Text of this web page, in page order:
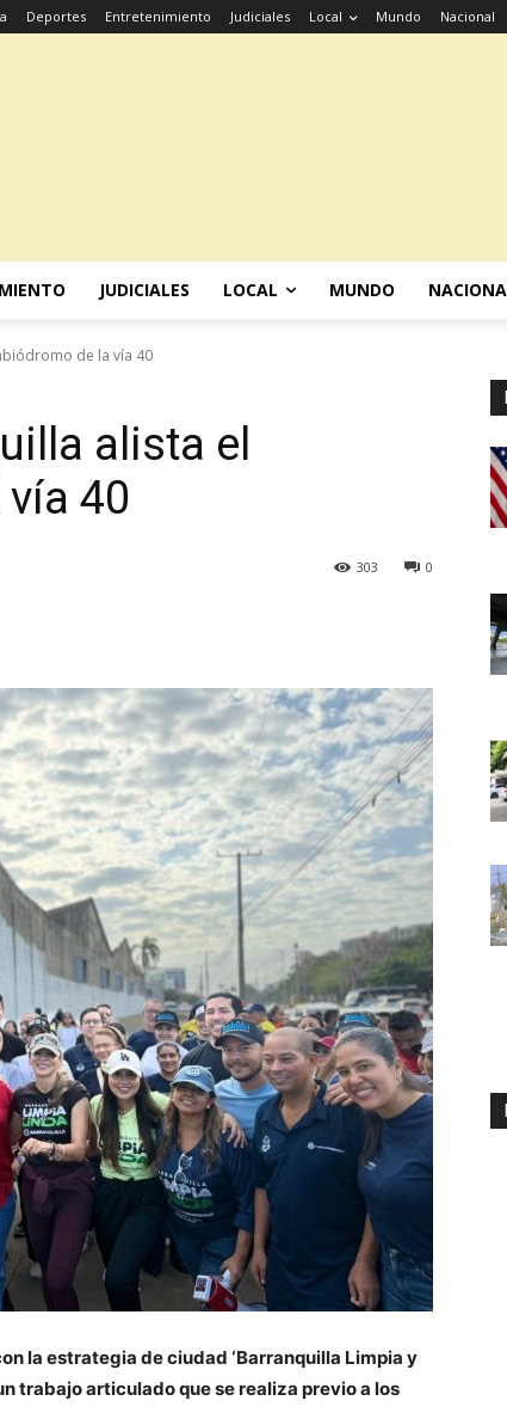
Deportes Entretenimiento Judiciales Local Mundo Nacional
JUDICIALES LOCAL MUNDO
de la vía 40
alista el
40
0
303
la estrategia de ciudad ‘Barranquilla Limpia y
trabajo articulado que se realiza previo a los